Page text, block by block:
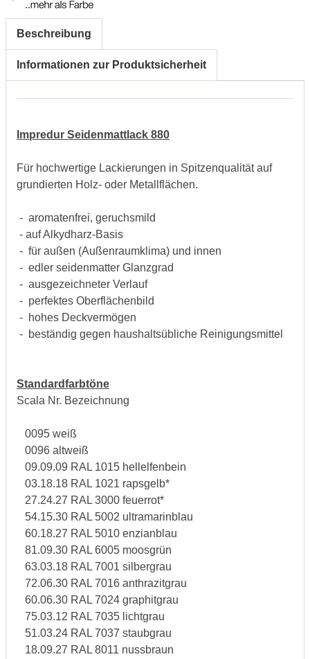
Beschreibung
Informationen zur Produktsicherheit
Impredur Seidenmattlack 880
Für hochwertige Lackierungen in Spitzenqualität auf
grundierten Holz- oder Metallflächen.
- aromatenfrei, geruchsmild
- auf Alkydharz-Basis
- für außen (Außenraumklima) und innen
- edler seidenmatter Glanzgrad
- ausgezeichneter Verlauf
- perfektes Oberflächenbild
- hohes Deckvermögen
- beständig gegen haushaltsübliche Reinigungsmittel
Standardfarbtöne
Scala Nr. Bezeichnung
0095 weiß
0096 altweiß
09.09.09 RAL 1015 hellelfenbein
03.18.18 RAL 1021 rapsgelb*
27.24.27 RAL 3000 feuerrot*
54.15.30 RAL 5002 ultramarinblau
60.18.27 RAL 5010 enzianblau
81.09.30 RAL 6005 moosgrün
63.03.18 RAL 7001 silbergrau
72.06.30 RAL 7016 anthrazitgrau
60.06.30 RAL 7024 graphitgrau
75.03.12 RAL 7035 lichtgrau
51.03.24 RAL 7037 staubgrau
18.09.27 RAL 8011 nussbraun